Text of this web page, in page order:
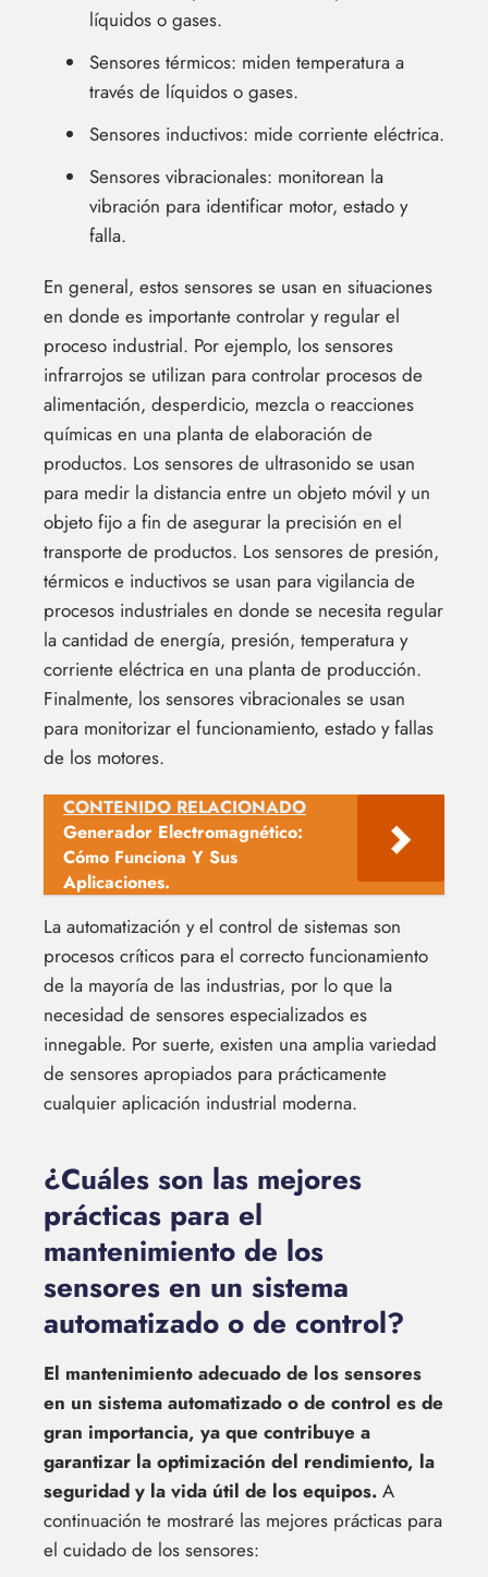
líquidos o gases.
Sensores térmicos: miden temperatura a
través de líquidos o gases.
Sensores inductivos: mide corriente eléctrica.
Sensores vibracionales: monitorean la
vibración para identificar motor, estado y
falla.
En general, estos sensores se usan en situaciones
en donde es importante controlar y regular el
proceso industrial. Por ejemplo, los sensores
infrarrojos se utilizan para controlar procesos de
alimentación, desperdicio, mezcla o reacciones
químicas en una planta de elaboración de
productos. Los sensores de ultrasonido se usan
para medir la distancia entre un objeto móvil y un
objeto fijo a fin de asegurar la precisión en el
transporte de productos. Los sensores de presión,
térmicos e inductivos se usan para vigilancia de
procesos industriales en donde se necesita regular
la cantidad de energía, presión, temperatura y
corriente eléctrica en una planta de producción.
Finalmente, los sensores vibracionales se usan
para monitorizar el funcionamiento, estado y fallas
de los motores.
CONTENIDO RELACIONADO
Generador Electromagnético:
Cómo Funciona Y Sus
Aplicaciones.
La automatización y el control de sistemas son
procesos críticos para el correcto funcionamiento
de la mayoría de las industrias, por lo que la
necesidad de sensores especializados es
innegable. Por suerte, existen una amplia variedad
de sensores apropiados para prácticamente
cualquier aplicación industrial moderna.
¿Cuáles son las mejores
prácticas para el
mantenimiento de los
sensores en un sistema
automatizado o de control?
El mantenimiento adecuado de los sensores
en un sistema automatizado o de control es de
gran importancia, ya que contribuye a
garantizar la optimización del rendimiento, la
seguridad y la vida útil de los equipos. A
continuación te mostraré las mejores prácticas para
el cuidado de los sensores: